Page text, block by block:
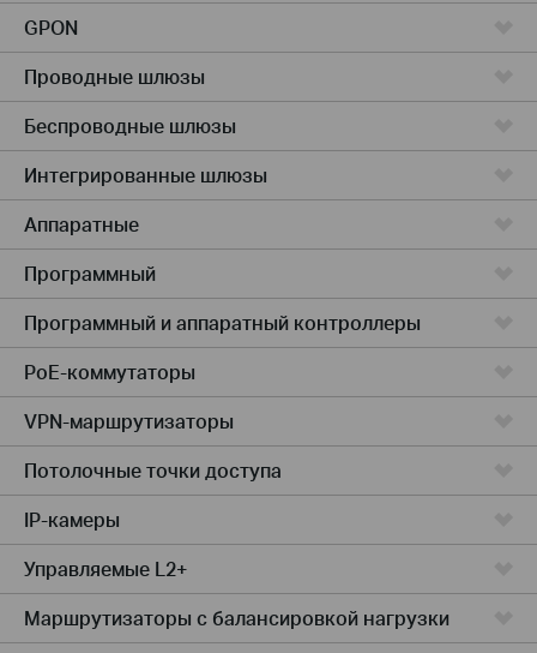
GPON
Проводные шлюзы
Беспроводные шлюзы
Интегрированные шлюзы
Аппаратные
Программный
Программный и аппаратный контроллеры
PoE-коммутаторы
VPN-маршрутизаторы
Потолочные точки доступа
IP-камеры
Управляемые L2+
Маршрутизаторы с балансировкой нагрузки